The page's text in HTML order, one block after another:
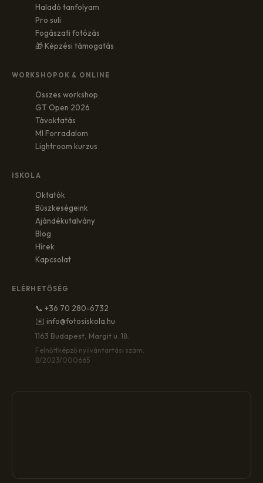
Haladó tanfolyam
Pro suli
Fogászati fotózás
🎁 Képzési támogatás
WORKSHOPOK & ONLINE
Összes workshop
GT Open 2026
Távoktatás
MI Forradalom
Lightroom kurzus
ISKOLA
Oktatók
Büszkeségeink
Ajándékutalvány
Blog
Hírek
Kapcsolat
ELÉRHETŐSÉG
📞 +36 70 280-6732
✉️ info@fotosiskola.hu
1163 Budapest, Margit u. 18.
Felnőttképző nyilvántartási szám:
B/2023/000665